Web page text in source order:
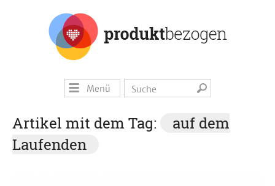
Menü
Artikel mit dem Tag:
auf dem
Laufenden